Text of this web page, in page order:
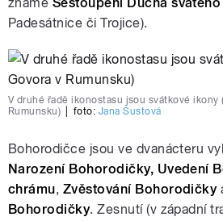
Padesátnice či Trojice).
V druhé řadě ikonostasu jsou svátkové ikony
Rumunsku)
foto: Jana Šustová
Bohorodičce jsou ve dvanácteru
Narození Bohorodičky, Uvedení
chrámu, Zvěstování Bohorodičky
Bohorodičky. Zesnutí (v západní